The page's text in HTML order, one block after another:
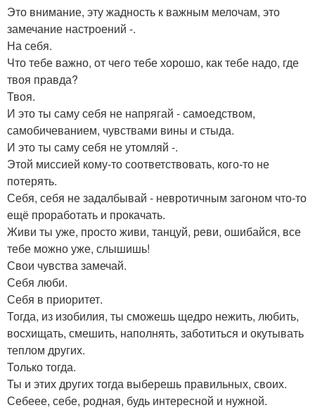
Это внимание, эту жадность к важным мелочам, это
замечание настроений -.
На себя.
Что тебе важно, от чего тебе хорошо, как тебе надо, где
твоя правда?
Твоя.
И это ты саму себя не напрягай - самоедством,
самобичеванием, чувствами вины и стыда.
И это ты саму себя не утомляй -.
Этой миссией кому-то соответствовать, кого-то не
потерять.
Себя, себя не задалбывай - невротичным загоном что-то
ещё проработать и прокачать.
Живи ты уже, просто живи, танцуй, реви, ошибайся, все
тебе можно уже, слышишь!
Свои чувства замечай.
Себя люби.
Себя в приоритет.
Тогда, из изобилия, ты сможешь щедро нежить, любить,
восхищать, смешить, наполнять, заботиться и окутывать
теплом других.
Только тогда.
Ты и этих других тогда выберешь правильных, своих.
Себеее, себе, родная, будь интересной и нужной.